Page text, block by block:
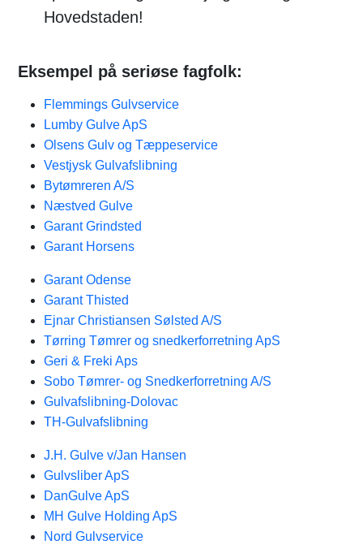
Hovedstaden!
Eksempel på seriøse fagfolk:
Flemmings Gulvservice
Lumby Gulve ApS
Olsens Gulv og Tæppeservice
Vestjysk Gulvafslibning
Bytømreren A/S
Næstved Gulve
Garant Grindsted
Garant Horsens
Garant Odense
Garant Thisted
Ejnar Christiansen Sølsted A/S
Tørring Tømrer og snedkerforretning ApS
Geri & Freki Aps
Sobo Tømrer- og Snedkerforretning A/S
Gulvafslibning-Dolovac
TH-Gulvafslibning
J.H. Gulve v/Jan Hansen
Gulvsliber ApS
DanGulve ApS
MH Gulve Holding ApS
Nord Gulvservice